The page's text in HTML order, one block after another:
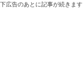
広告のあとに記事が続きます